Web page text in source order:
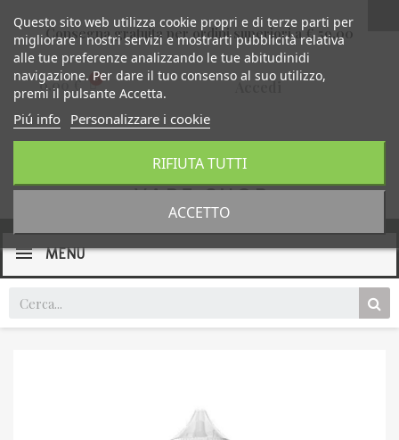
Consegna gratuita per ordini superiori a € 59,00
0,00 €
MENU
Questo sito web utilizza cookie propri e di terze parti per
migliorare i nostri servizi e mostrarti pubblicità relativa
alle tue preferenze analizzando le tue abitudinidi
navigazione. Per dare il tuo consenso al suo utilizzo,
premi il pulsante Accetta.
Piú info Personalizzare i cookie
RIFIUTA TUTTI
ACCETTO